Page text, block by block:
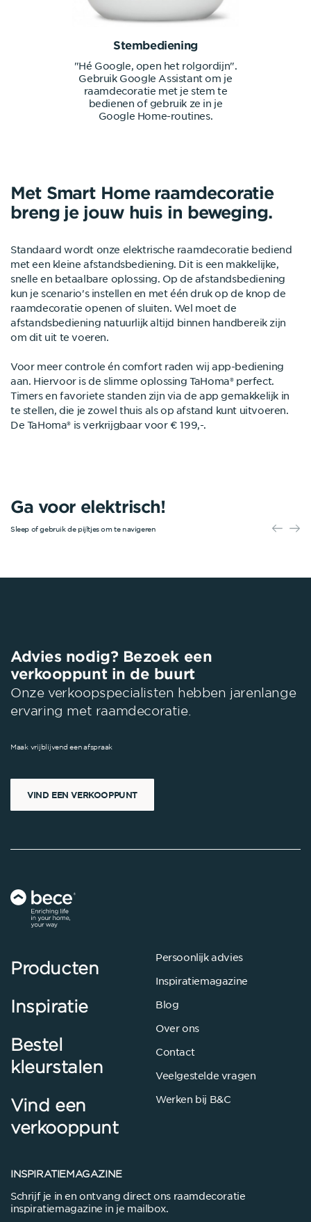
Stembediening
"Hé Google, open het rolgordijn".
Gebruik Google Assistant om je
raamdecoratie met je stem te
bedienen of gebruik ze in je
Google Home-routines.
Met Smart Home raamdecoratie
breng je jouw huis in beweging.
Standaard wordt onze elektrische raamdecoratie bediend
met een kleine afstandsbediening. Dit is een makkelijke,
snelle en betaalbare oplossing. Op de afstandsbediening
kun je scenario's instellen en met één druk op de knop de
raamdecoratie openen of sluiten. Wel moet de
afstandsbediening natuurlijk altijd binnen handbereik zijn
om dit uit te voeren.
Voor meer controle én comfort raden wij app-bediening
aan. Hiervoor is de slimme oplossingTaHoma® perfect.
Timers en favoriete standen zijn via de app gemakkelijk in
te stellen, die je zowel thuis als op afstand kunt uitvoeren.
De TaHoma® is verkrijgbaar voor € 199,-.
Ga voor elektrisch!
Sleep of gebruik de pijltjes om te navigeren
Advies nodig? Bezoek een
verkooppunt in de buurt
Onze verkoopspecialisten hebben jarenlange
ervaring met raamdecoratie.
Maak vrijblijvend een afspraak
VIND EEN VERKOOPPUNT
Persoonlijk advies
Inspiratiemagazine
Blog
Over ons
Contact
Veelgestelde vragen
Werken bij B&C
Producten
Inspiratie
Bestel
kleurstalen
Vind een
verkooppunt
INSPIRATIEMAGAZINE
Schrijf je in en ontvang direct ons raamdecoratie
inspiratiemagazine in je mailbox.